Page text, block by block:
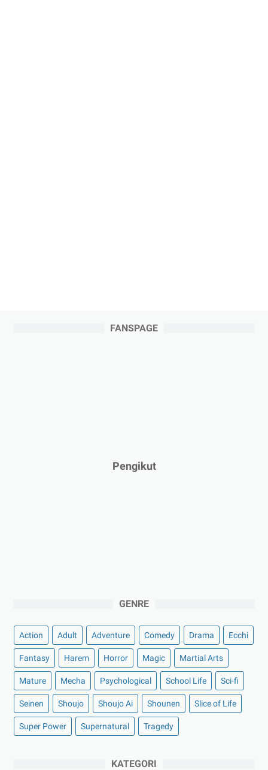
FANSPAGE
Pengikut
GENRE
Action Adult Adventure Comedy Drama Ecchi
Fantasy Harem Horror Magic Martial Arts
Mature Mecha Psychological School Life Sci-fi
Seinen Shoujo Shoujo Ai Shounen Slice of Life
Super Power Supernatural Tragedy
KATEGORI